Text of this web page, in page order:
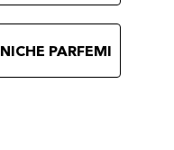
NICHE PARFEMI